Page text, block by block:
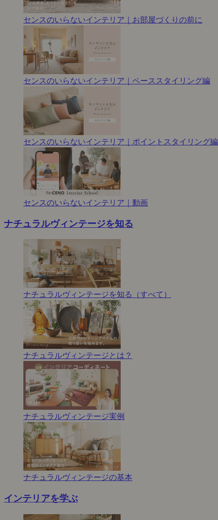
センスのいらないインテリア｜お部屋づくりの前に
センスのいらないインテリア｜ベーススタイリング編
センスのいらないインテリア｜ポイントスタイリング編
センスのいらないインテリア｜動画
ナチュラルヴィンテージを知る
ナチュラルヴィンテージを知る（すべて）
ナチュラルヴィンテージとは？
ナチュラルヴィンテージ実例
ナチュラルヴィンテージの基本
インテリアを学ぶ